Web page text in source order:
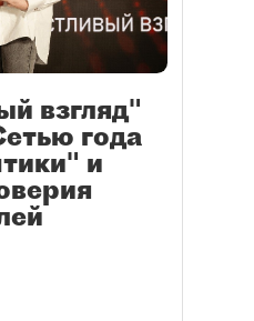
взгляд"
года
и